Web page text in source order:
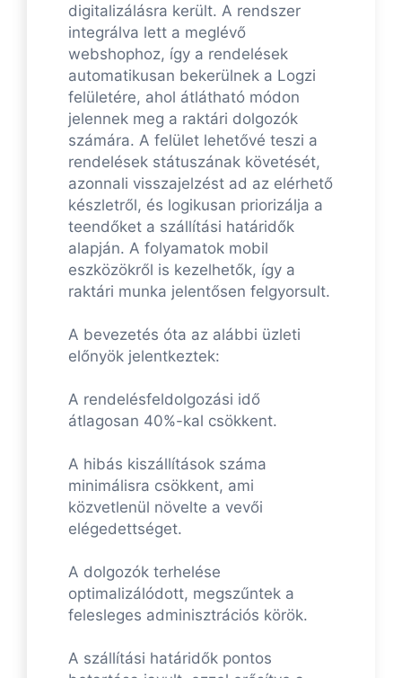
digitalizálásra került. A rendszer
integrálva lett a meglévő
webshophoz, így a rendelések
automatikusan bekerülnek a Logzi
felületére, ahol átlátható módon
jelennek meg a raktári dolgozók
számára. A felület lehetővé teszi a
rendelések státuszának követését,
azonnali visszajelzést ad az elérhető
készletről, és logikusan priorizálja a
teendőket a szállítási határidők
alapján. A folyamatok mobil
eszközökről is kezelhetők, így a
raktári munka jelentősen felgyorsult.
A bevezetés óta az alábbi üzleti
előnyök jelentkeztek:
A rendelésfeldolgozási idő
átlagosan 40%-kal csökkent.
A hibás kiszállítások száma
minimálisra csökkent, ami
közvetlenül növelte a vevői
elégedettséget.
A dolgozók terhelése
optimalizálódott, megszűntek a
felesleges adminisztrációs körök.
A szállítási határidők pontos